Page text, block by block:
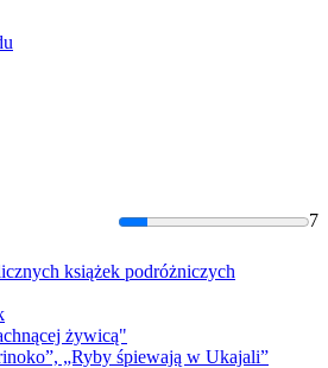
7
książek podróżniczych
żywicą"
„Ryby śpiewają w Ukajali”